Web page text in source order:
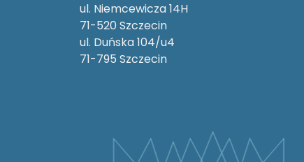
ul. Niemcewicza 14H
71-520 Szczecin
ul. Duńska 104/u4
71-795 Szczecin